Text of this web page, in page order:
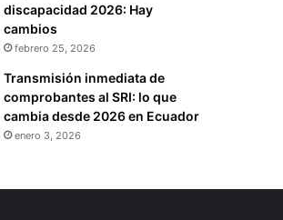
discapacidad 2026: Hay
cambios
febrero 25, 2026
Transmisión inmediata de
comprobantes al SRI: lo que
cambia desde 2026 en Ecuador
enero 3, 2026